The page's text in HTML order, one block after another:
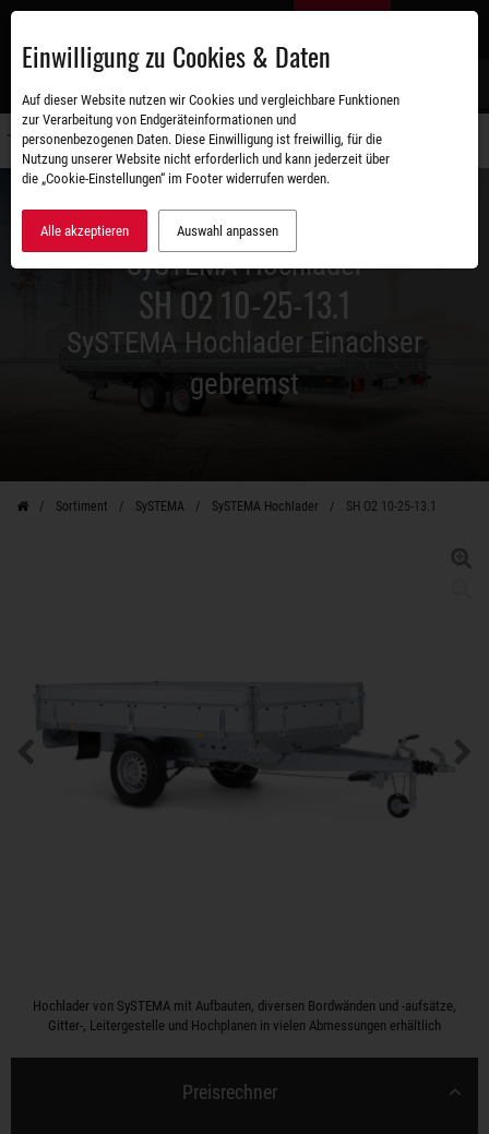
Zum
SySTEMA Hochlader
SH O2 10-25-13.1
SySTEMA Hochlader Einachser
gebremst
Sortiment SySTEMA SySTEMA Hochlader SH O2 10-25-13.1
Hochlader von SySTEMA mit Aufbauten, diversen Bordwänden und -aufsätze,
Gitter-, Leitergestelle und Hochplanen in vielen Abmessungen erhältlich
Preisrechner
Einwilligung zu Cookies & Daten
Auf dieser Website nutzen wir Cookies und vergleichbare Funktionen
zur Verarbeitung von Endgeräteinformationen und
personenbezogenen Daten. Diese Einwilligung ist freiwillig, für die
Nutzung unserer Website nicht erforderlich und kann jederzeit über
die „Cookie-Einstellungen“ im Footer widerrufen werden.
Alle akzeptieren Auswahl anpassen